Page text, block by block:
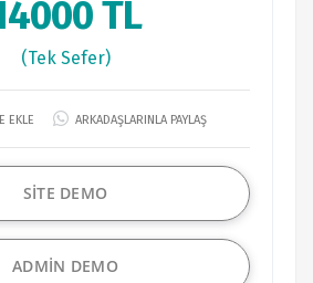
TL
(Tek Sefer)
EKLE ARKADAŞLARINLA PAYLAŞ
SİTE DEMO
ADMİN DEMO